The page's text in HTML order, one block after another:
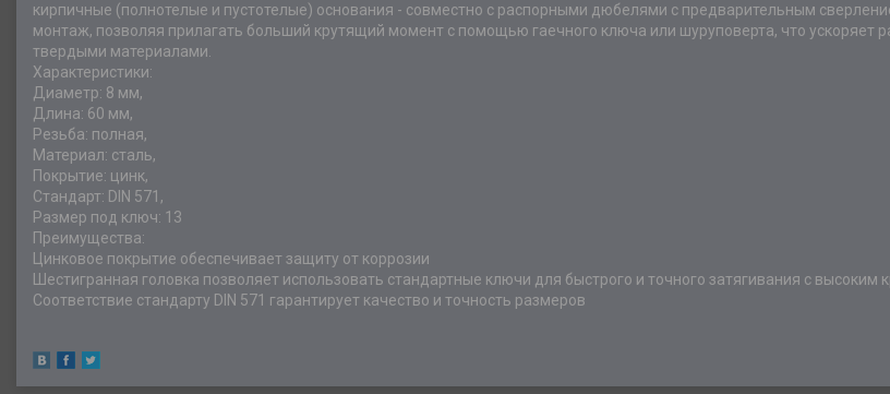
кирпичные (полнотелые и пустотелые) основания - совместно с распорными дюбелями с предварительным
монтаж, позволяя прилагать больший крутящий момент с помощью гаечного ключа или шуруповерта, что ускоряет
твердыми материалами.
Характеристики:
Диаметр: 8 мм,
Длина: 60 мм,
Резьба: полная,
Материал: сталь,
Покрытие: цинк,
Стандарт: DIN 571,
Размер под ключ: 13
Преимущества:
Цинковое покрытие обеспечивает защиту от коррозии
Шестигранная головка позволяет использовать стандартные ключи для быстрого и точного затягивания с
Соответствие стандарту DIN 571 гарантирует качество и точность размеров